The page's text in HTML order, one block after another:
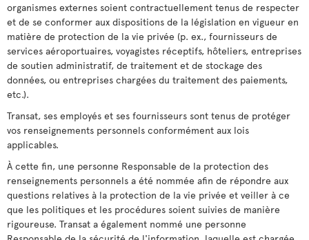
organismes externes soient contractuellement tenus de respecter
et de se conformer aux dispositions de la législation en vigueur en
matière de protection de la vie privée (p. ex., fournisseurs de
services aéroportuaires, voyagistes réceptifs, hôteliers, entreprises
de soutien administratif, de traitement et de stockage des
données, ou entreprises chargées du traitement des paiements,
etc.).
Transat, ses employés et ses fournisseurs sont tenus de protéger
vos renseignements personnels conformément aux lois
applicables.
À cette fin, une personne Responsable de la protection des
renseignements personnels a été nommée afin de répondre aux
questions relatives à la protection de la vie privée et veiller à ce
que les politiques et les procédures soient suivies de manière
rigoureuse. Transat a également nommé une personne